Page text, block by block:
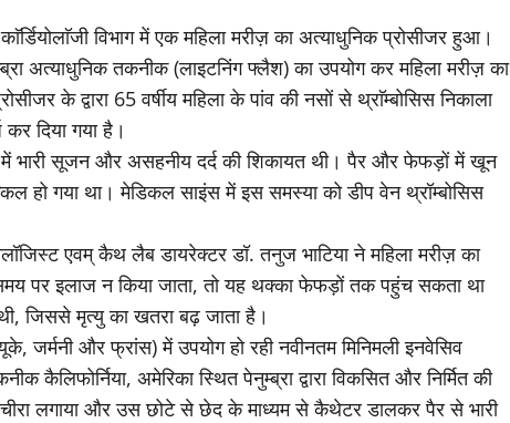
विभाग में एक महिला मरीज़ का अत्याधुनिक प्रोसीजर हुआ।
तकनीक (लाइटनिंग फ्लैश) का उपयोग कर महिला मरीज़ का
के द्वारा 65 वर्षीय महिला के पांव की नसों से थ्राॅम्बोसिस निकाला
दिया गया है।
में भारी सूजन और असहनीय दर्द की शिकायत थी। पैर और फेफड़ों में खून
हो गया था। मेडिकल साइंस में इस समस्या को डीप वेन थ्रॉम्बोसिस
एवम् कैथ लैब डायरेक्टर डॉ. तनुज भाटिया ने महिला मरीज़ का
पर इलाज न किया जाता, तो यह थक्का फेफड़ों तक पहुंच सकता था
जिससे मृत्यु का खतरा बढ़ जाता है।
और फ्रांस) में उपयोग हो रही नवीनतम मिनिमली इनवेसिव
अमेरिका स्थित पेनुम्ब्रा द्वारा विकसित और निर्मित की
लगाया और उस छोटे से छेद के माध्यम से कैथेटर डालकर पैर से भारी